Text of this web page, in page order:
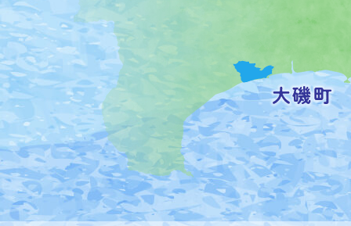
置
を
記
し
た
地
図。
神